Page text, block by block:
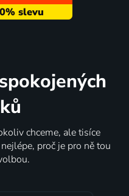
chceme, ale tisíce
proč je pro ně tou